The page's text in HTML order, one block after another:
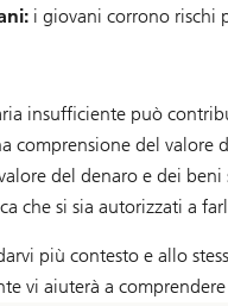
i giovani corrono rischi
insufficiente può
comprensione del
del denaro e dei
che si sia autorizzati a
più contesto e allo
vi aiuterà a